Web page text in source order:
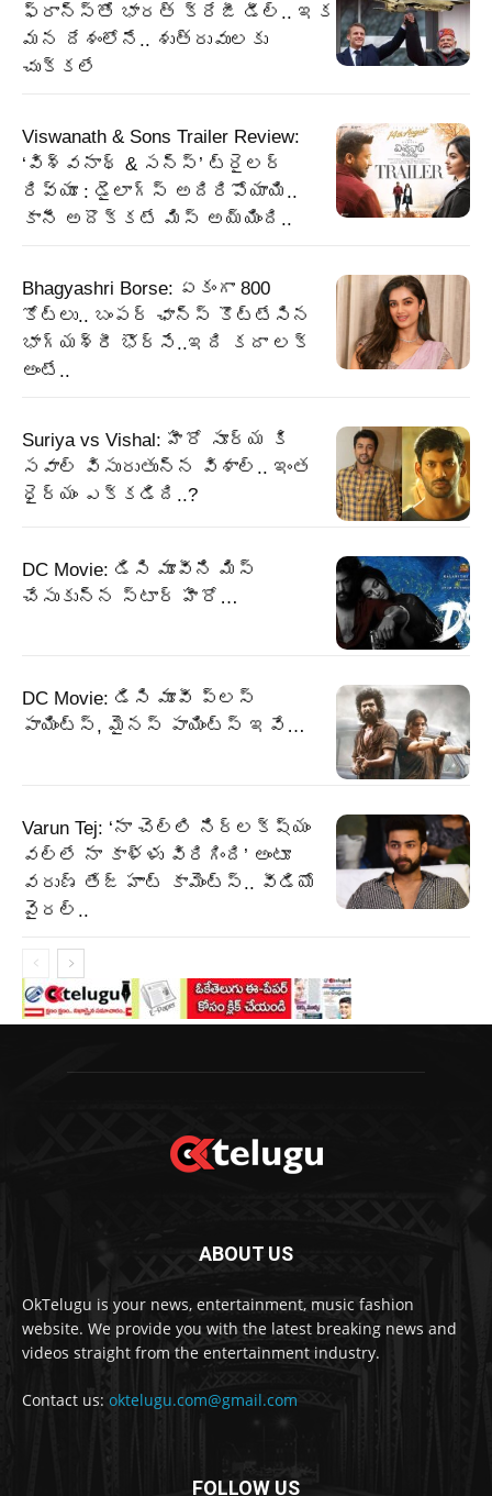
ఫ్రాన్స్‌తో భారత్‌ క్రేజీ డీల్‌.. ఇక
మన దేశంలోనే.. శుత్రువులకు
చుక్కలే
Viswanath & Sons Trailer Review:
‘విశ్వనాథ్ & సన్స్’ ట్రైలర్
రివ్యూ : డైలాగ్స్ అదిరిపోయాయి..
కానీ అదొక్కటే మిస్ అయ్యింది..
Bhagyashri Borse: ఏకంగా 800
కోట్లు.. బంపర్ ఛాన్స్ కొట్టేసిన
భాగ్యశ్రీ భొర్సే..ఇది కదా లక్
అంటే..
Suriya vs Vishal: హీరో సూర్య కి
సవాల్ విసురుతున్న విశాల్.. ఇంత
ధైర్యం ఎక్కడిది..?
DC Movie: డిసి మూవీని మిస్
చేసుకున్న స్టార్ హీరో…
DC Movie: డిసి మూవీ ప్లస్
పాయింట్స్, మైనస్ పాయింట్స్ ఇవే…
Varun Tej: ‘నా చెల్లి నిర్లక్ష్యం
వల్లే నా కాళ్ళు విరిగింది’ అంటూ
వరుణ్ తేజ్ హాట్ కామెంట్స్.. వీడియో
వైరల్..
ABOUT US
OkTelugu is your news, entertainment, music fashion
website. We provide you with the latest breaking news and
videos straight from the entertainment industry.
Contact us: oktelugu.com@gmail.com
FOLLOW US